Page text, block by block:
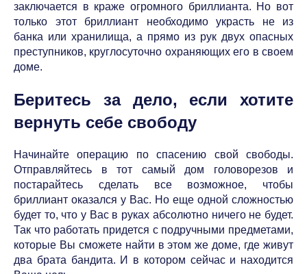
заключается в краже огромного бриллианта. Но вот
только этот бриллиант необходимо украсть не из
банка или хранилища, а прямо из рук двух опасных
преступников, круглосуточно охраняющих его в своем
доме.
Беритесь за дело, если хотите
вернуть себе свободу
Начинайте операцию по спасению свой свободы.
Отправляйтесь в тот самый дом головорезов и
постарайтесь сделать все возможное, чтобы
бриллиант оказался у Вас. Но еще одной сложностью
будет то, что у Вас в руках абсолютно ничего не будет.
Так что работать придется с подручными предметами,
которые Вы сможете найти в этом же доме, где живут
два брата бандита. И в котором сейчас и находится